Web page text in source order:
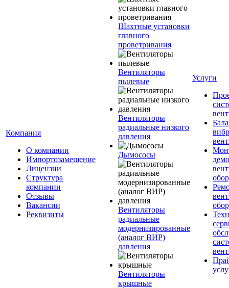
Компания
О компании
Импортозамещение
Лицензии
Структура
компании
Отзывы
Вакансии
Реквизиты
Шахтные установки
главного
проветривания
Вентиляторы
пылевые
Вентиляторы
радиальные низкого
давления
Дымососы
Вентиляторы
радиальные
модернизированные
(аналог ВИР)
давления
Вентиляторы
крышные
Услуги